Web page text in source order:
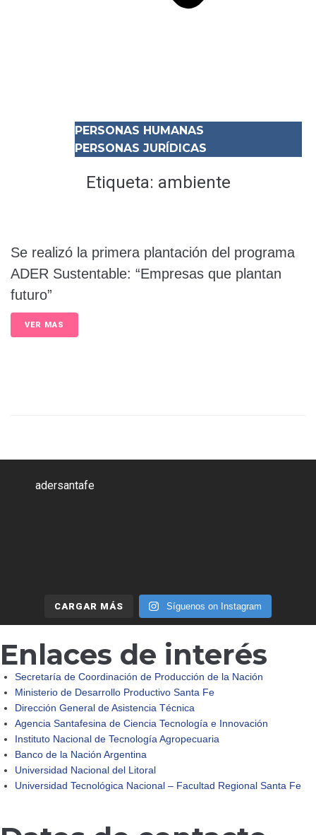
PERSONAS HUMANAS
PERSONAS JURÍDICAS
Etiqueta: ambiente
Se realizó la primera plantación del programa
ADER Sustentable: “Empresas que plantan
futuro”
VER MAS
adersantafe
CARGAR MÁS Síguenos on Instagram
Enlaces de interés
Secretaría de Coordinación de Producción de la Nación
Ministerio de Desarrollo Productivo Santa Fe
Dirección General de Asistencia Técnica
Agencia Santafesina de Ciencia Tecnología e Innovación
Instituto Nacional de Tecnología Agropecuaria
Banco de la Nación Argentina
Universidad Nacional del Litoral
Universidad Tecnológica Nacional – Facultad Regional Santa Fe